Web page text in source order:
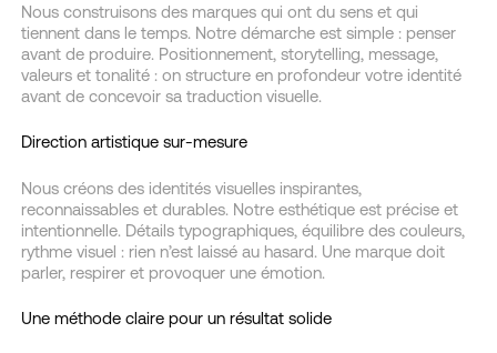
Nous construisons des marques qui ont du sens et qui
tiennent dans le temps. Notre démarche est simple : penser
avant de produire. Positionnement, storytelling, message,
valeurs et tonalité : on structure en profondeur votre identité
avant de concevoir sa traduction visuelle.
Direction artistique sur-mesure
Nous créons des identités visuelles inspirantes,
reconnaissables et durables. Notre esthétique est précise et
intentionnelle. Détails typographiques, équilibre des couleurs,
rythme visuel : rien n’est laissé au hasard. Une marque doit
parler, respirer et provoquer une émotion.
Une méthode claire pour un résultat solide